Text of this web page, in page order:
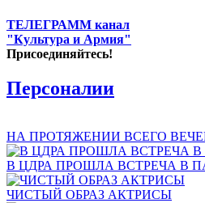
ТЕЛЕГРАММ канал
"Культура и Армия"
Присоединяйтесь!
Персоналии
НА ПРОТЯЖЕНИИ ВСЕГО
В ЦДРА ПРОШЛА ВСТРЕЧА В
ЧИСТЫЙ ОБРАЗ АКТРИСЫ